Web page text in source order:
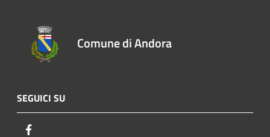
Comune di Andora
SEGUICI SU